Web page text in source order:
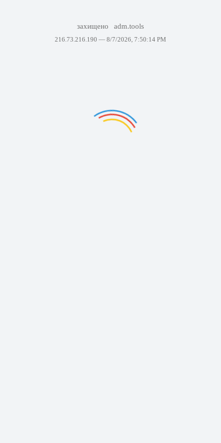
захищено adm.tools
216.73.216.190 — 8/7/2026, 7:50:14 PM